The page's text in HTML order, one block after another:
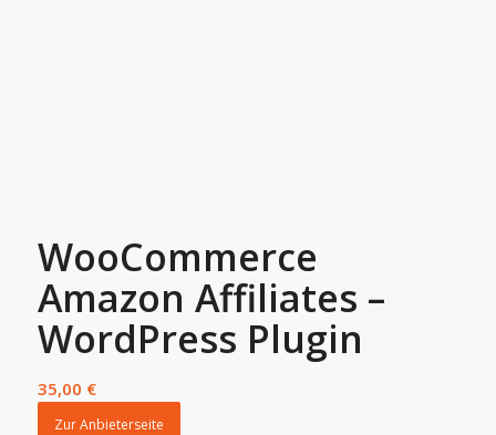
WooCommerce
Amazon Affiliates –
WordPress Plugin
35,00 €
Zur Anbieterseite